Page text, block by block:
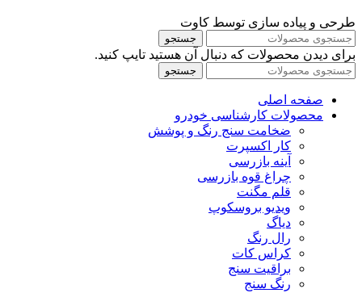
طرحی و پیاده سازی توسط کاوت
جستجو
برای دیدن محصولات که دنبال آن هستید تایپ کنید.
جستجو
صفحه اصلی
محصولات کارشناسی خودرو
ضخامت سنج رنگ و پوشش
کار اکسپرت
آینه بازرسی
چراغ قوه بازرسی
قلم مگنت
ویدیو بروسکوپ
دیاگ
رال رنگ
کراس کات
براقیت سنج
رنگ سنج